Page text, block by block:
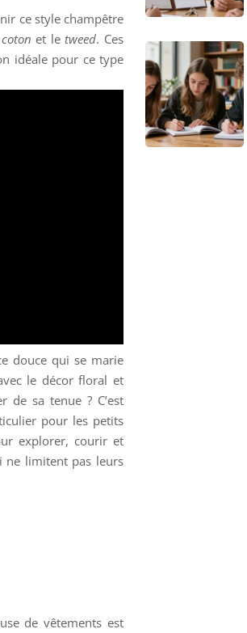
ce style champêtre
coton et letweed. Ces
idéale pour ce type
douce qui se marie
le décor floral et
de sa tenue ? C’est
pour les petits
explorer, courir et
ne limitent pas leurs
de vêtements est